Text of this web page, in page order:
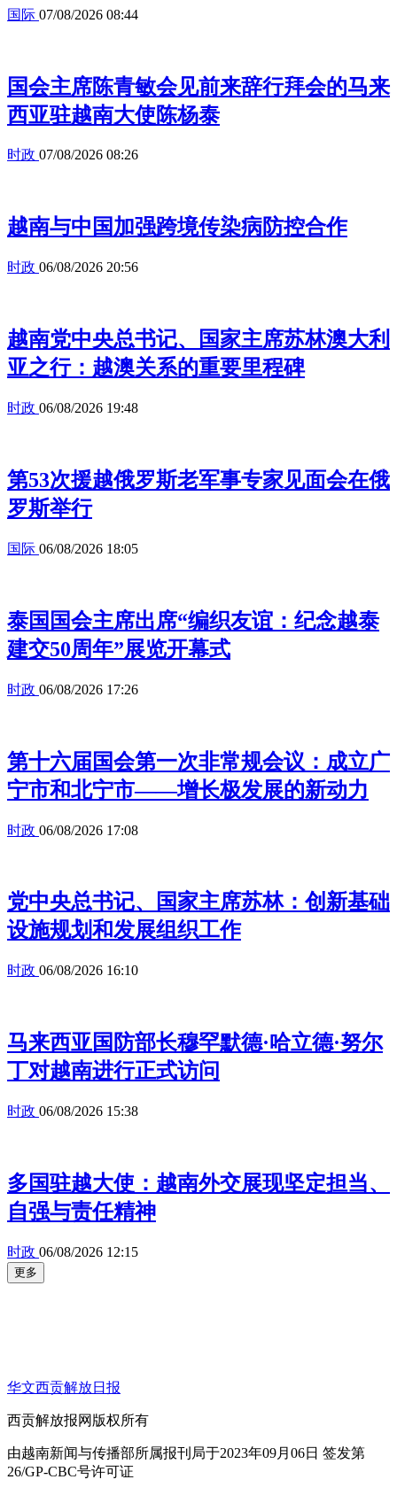
国际 07/08/2026 08:44
国会主席陈青敏会见前来辞行拜会的马来
西亚驻越南大使陈杨泰
时政 07/08/2026 08:26
越南与中国加强跨境传染病防控合作
时政 06/08/2026 20:56
越南党中央总书记、国家主席苏林澳大利
亚之行：越澳关系的重要里程碑
时政 06/08/2026 19:48
第53次援越俄罗斯老军事专家见面会在俄
罗斯举行
国际 06/08/2026 18:05
泰国国会主席出席“编织友谊：纪念越泰
建交50周年”展览开幕式
时政 06/08/2026 17:26
第十六届国会第一次非常规会议：成立广
宁市和北宁市——增长极发展的新动力
时政 06/08/2026 17:08
党中央总书记、国家主席苏林：创新基础
设施规划和发展组织工作
时政 06/08/2026 16:10
马来西亚国防部长穆罕默德·哈立德·努尔
丁对越南进行正式访问
时政 06/08/2026 15:38
多国驻越大使：越南外交展现坚定担当、
自强与责任精神
时政 06/08/2026 12:15
更多
华文西贡解放日报
西贡解放报网版权所有
由越南新闻与传播部所属报刊局于2023年09月06日 签发第
26/GP-CBC号许可证